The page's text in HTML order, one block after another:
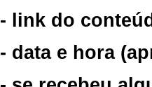
- link do
- data e hora